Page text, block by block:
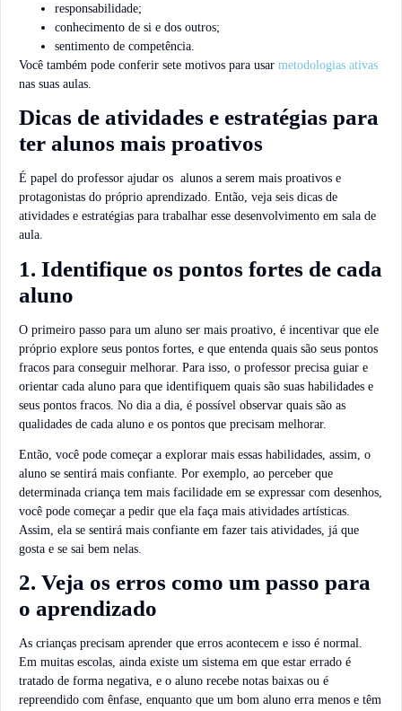
responsabilidade;
conhecimento de si e dos outros;
sentimento de competência.
Você também pode conferir sete motivos para usar metodologias ativas
nas suas aulas.
Dicas de atividades e estratégias para
ter alunos mais proativos
É papel do professor ajudar os alunos a serem mais proativos e
protagonistas do próprio aprendizado. Então, veja seis dicas de
atividades e estratégias para trabalhar esse desenvolvimento em sala de
aula.
1. Identifique os pontos fortes de cada
aluno
O primeiro passo para um aluno ser mais proativo, é incentivar que ele
próprio explore seus pontos fortes, e que entenda quais são seus pontos
fracos para conseguir melhorar. Para isso, o professor precisa guiar e
orientar cada aluno para que identifiquem quais são suas habilidades e
seus pontos fracos. No dia a dia, é possível observar quais são as
qualidades de cada aluno e os pontos que precisam melhorar.
Então, você pode começar a explorar mais essas habilidades, assim, o
aluno se sentirá mais confiante. Por exemplo, ao perceber que
determinada criança tem mais facilidade em se expressar com desenhos,
você pode começar a pedir que ela faça mais atividades artísticas.
Assim, ela se sentirá mais confiante em fazer tais atividades, já que
gosta e se sai bem nelas.
2. Veja os erros como um passo para
o aprendizado
As crianças precisam aprender que erros acontecem e isso é normal.
Em muitas escolas, ainda existe um sistema em que estar errado é
tratado de forma negativa, e o aluno recebe notas baixas ou é
repreendido com ênfase, enquanto que um bom aluno erra menos e têm